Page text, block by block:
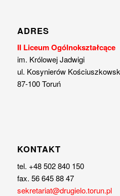
ADRES
II Liceum Ogólnokształcące
im. Królowej Jadwigi
ul. Kosynierów
87-100 Toruń
KONTAKT
tel. +48 502 840 150
fax. 56 645 88 47
sekretariat@drugielo.torun.pl